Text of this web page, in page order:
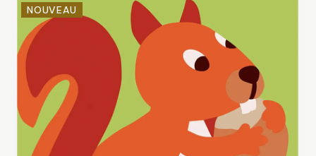
NOUVEAU